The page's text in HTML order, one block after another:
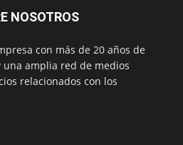
NOSOTROS
con más de 20 años de
amplia red de medios
relacionados con los